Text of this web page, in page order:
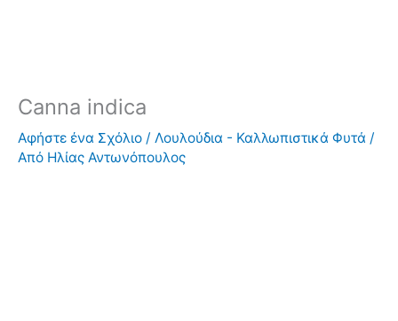
Canna indica
Αφήστε ένα Σχόλιο / Λουλούδια - Καλλωπιστικά Φυτά /
Από Ηλίας Αντωνόπουλος